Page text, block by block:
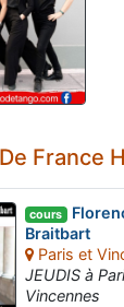
France
cours
Braitbart
Paris et
JEUDIS à
Vincennes